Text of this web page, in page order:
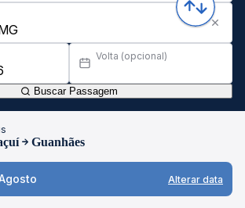
Volta (opcional)
Buscar Passagem
Guanhães
Alterar data